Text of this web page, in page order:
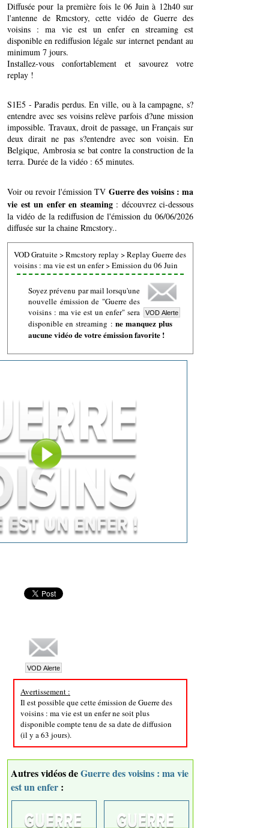
Diffusée pour la première fois le 06 Juin à 12h40 sur
l'antenne de Rmcstory, cette vidéo de Guerre des
voisins : ma vie est un enfer en streaming est
disponible en rediffusion légale sur internet pendant au
minimum 7 jours.
Installez-vous confortablement et savourez votre
replay !
S1E5 - Paradis perdus. En ville, ou à la campagne, s?
entendre avec ses voisins relève parfois d?une mission
impossible. Travaux, droit de passage, un Français sur
deux dirait ne pas s?entendre avec son voisin. En
Belgique, Ambrosia se bat contre la construction de la
terra. Durée de la vidéo : 65 minutes.
Voir ou revoir l'émission TV Guerre des voisins : ma
vie est un enfer en steaming: découvrez ci-dessous
la vidéo de la rediffusion de l'émission du 06/06/2026
diffusée sur la chaine Rmcstory..
VOD Gratuite>Rmcstory replay >Replay Guerre des
voisins : ma vie est un enfer>Emission du 06 Juin
Soyez prévenu par mail lorsqu'une
nouvelle émission de "Guerre des
voisins : ma vie est un enfer" sera
disponible en streaming : ne manquez plus
aucune vidéo de votre émission favorite !
Avertissement :
Il est possible que cette émission de Guerre des
voisins : ma vie est un enfer ne soit plus
disponible compte tenu de sa date de diffusion
(il y a 63 jours).
Autres vidéos deGuerre des voisins : ma vie
est un enfer :